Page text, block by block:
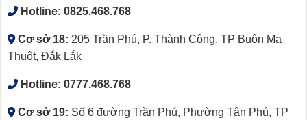
Hotline: 0825.468.768
Cơ sở 18: 205 Trần Phú, P. Thành Công, TP Buôn Ma
Thuột, Đắk Lắk
Hotline: 0777.468.768
Cơ sở 19: Số 6 đường Trần Phú, Phường Tân Phú, TP